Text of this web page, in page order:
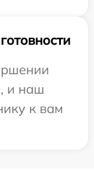
и наш
к вам